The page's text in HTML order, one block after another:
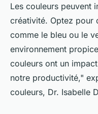
Les couleurs peuvent
créativité. Optez pour
comme le bleu ou le
environnement
couleurs ont un
notre productivité,"
couleurs, Dr. Isabelle